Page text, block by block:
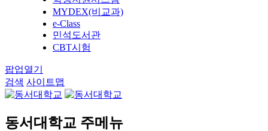
MYDEX(비교과)
e-Class
민석도서관
CBT시험
팝업열기
검색 사이트맵
동서대학교 주메뉴